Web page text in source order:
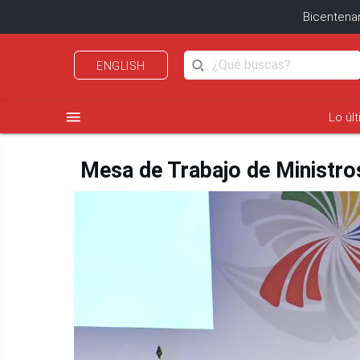
ENGLISH
menu Lo
Mesa de Trabajo de